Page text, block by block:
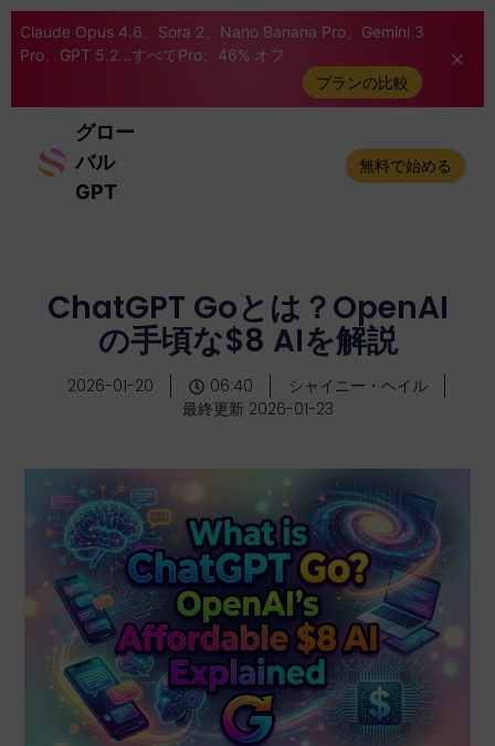
Claude Opus 4.6、Sora 2、Nano Banana Pro、Gemini 3
Pro、GPT 5.2...すべてPro。46% オフ
プランの比較
グロー
バル
GPT
無料で始める
ChatGPT Goとは？OpenAI
の手頃な$8 AIを解説
2026-01-20 06:40
シャイニー・ヘイル
最終更新 2026-01-23